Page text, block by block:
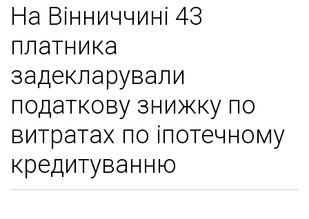
На Вінниччині 43
платника
задекларували
податкову знижку по
витратах по іпотечному
кредитуванню